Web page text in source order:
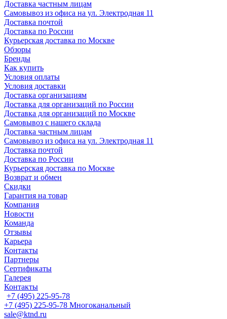
Доставка частным лицам
Самовывоз из офиса на ул. Электродная 11
Доставка почтой
Доставка по России
Курьерская доставка по Москве
Обзоры
Бренды
Как купить
Условия оплаты
Условия доставки
Доставка организациям
Доставка для организаций по России
Доставка для организаций по Москве
Самовывоз с нашего склада
Доставка частным лицам
Самовывоз из офиса на ул. Электродная 11
Доставка почтой
Доставка по России
Курьерская доставка по Москве
Возврат и обмен
Скидки
Гарантия на товар
Компания
Новости
Команда
Отзывы
Карьера
Контакты
Партнеры
Сертификаты
Галерея
Контакты
+7 (495) 225-95-78
+7 (495) 225-95-78 Многоканальный
sale@ktnd.ru